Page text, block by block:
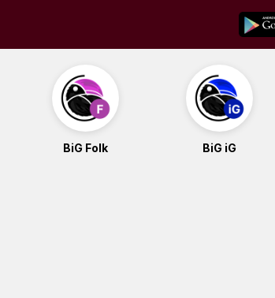
BiG Folk BiG iG